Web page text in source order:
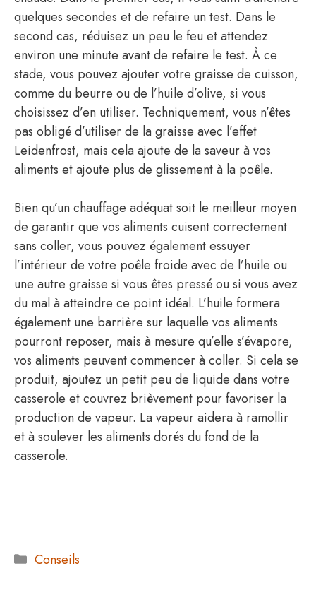
quelques secondes et de refaire un test. Dans le
second cas, réduisez un peu le feu et attendez
environ une minute avant de refaire le test. À ce
stade, vous pouvez ajouter votre graisse de cuisson,
comme du beurre ou de l’huile d’olive, si vous
choisissez d’en utiliser. Techniquement, vous n’êtes
pas obligé d’utiliser de la graisse avec l’effet
Leidenfrost, mais cela ajoute de la saveur à vos
aliments et ajoute plus de glissement à la poêle.
Bien qu’un chauffage adéquat soit le meilleur moyen
de garantir que vos aliments cuisent correctement
sans coller, vous pouvez également essuyer
l’intérieur de votre poêle froide avec de l’huile ou
une autre graisse si vous êtes pressé ou si vous avez
du mal à atteindre ce point idéal. L’huile formera
également une barrière sur laquelle vos aliments
pourront reposer, mais à mesure qu’elle s’évapore,
vos aliments peuvent commencer à coller. Si cela se
produit, ajoutez un petit peu de liquide dans votre
casserole et couvrez brièvement pour favoriser la
production de vapeur. La vapeur aidera à ramollir
et à soulever les aliments dorés du fond de la
casserole.
Catégories
Conseils